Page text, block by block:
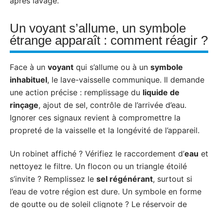
Un voyant s’allume, un symbole
étrange apparaît : comment réagir ?
Face à un voyant qui s’allume ou à un symbole
inhabituel, le lave-vaisselle communique. Il demande
une action précise : remplissage du liquide de
rinçage, ajout de sel, contrôle de l’arrivée d’eau.
Ignorer ces signaux revient à compromettre la
propreté de la vaisselle et la longévité de l’appareil.
Un robinet affiché ? Vérifiez le raccordement d’eau et
nettoyez le filtre. Un flocon ou un triangle étoilé
s’invite ? Remplissez le sel régénérant, surtout si
l’eau de votre région est dure. Un symbole en forme
de goutte ou de soleil clignote ? Le réservoir de